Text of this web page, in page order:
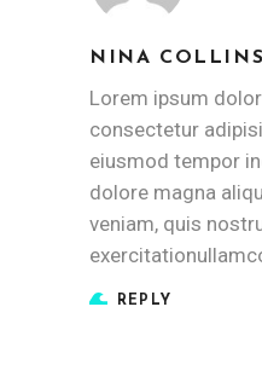
NINA COLLINS
Lorem ipsum
consectetur
eiusmod tempor
dolore magna
veniam, quis
REPLY